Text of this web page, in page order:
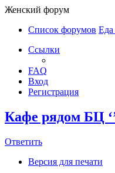
Женский форум
Список форумов
Ссылки
FAQ
Вход
Регистрация
Кафе рядом БЦ
Ответить
Версия для печати